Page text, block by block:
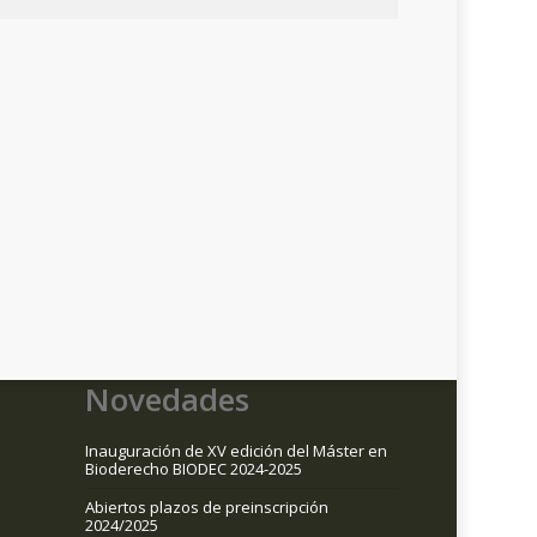
Novedades
Inauguración de XV edición del Máster en
Bioderecho BIODEC 2024-2025
Abiertos plazos de preinscripción
2024/2025